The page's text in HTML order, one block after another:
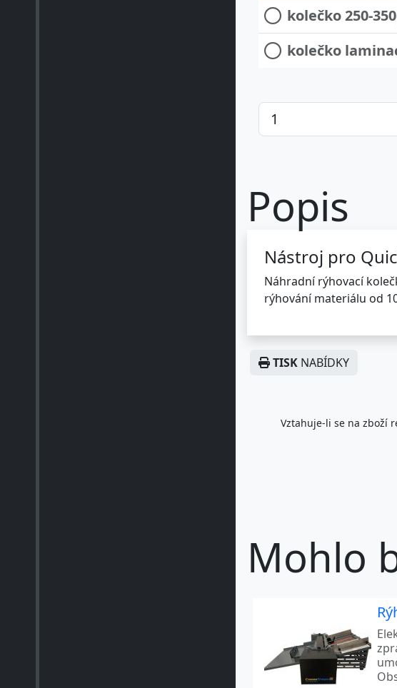
kolečko 250-
kolečko
Popis
Nástroj pro
Náhradní rýhovací
rýhování materiálu od
TISK NABÍDKY
Vztahuje-li se na zboží
Mohlo